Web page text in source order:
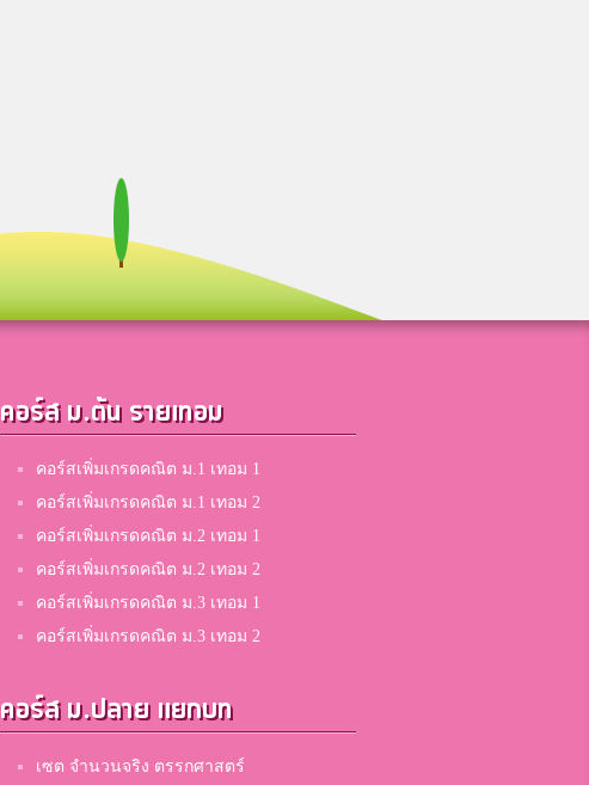
คอร์ส ม.ต้น รายเทอม
คอร์สเพิ่มเกรดคณิต ม.1 เทอม 1
คอร์สเพิ่มเกรดคณิต ม.1 เทอม 2
คอร์สเพิ่มเกรดคณิต ม.2 เทอม 1
คอร์สเพิ่มเกรดคณิต ม.2 เทอม 2
คอร์สเพิ่มเกรดคณิต ม.3 เทอม 1
คอร์สเพิ่มเกรดคณิต ม.3 เทอม 2
คอร์ส ม.ปลาย แยกบท
เซต จำนวนจริง ตรรกศาสตร์